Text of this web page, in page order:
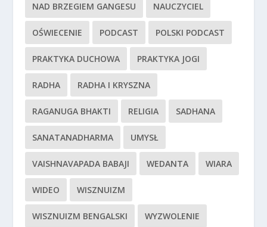
NAD BRZEGIEM GANGESU NAUCZYCIEL
OŚWIECENIE PODCAST POLSKI PODCAST
PRAKTYKA DUCHOWA PRAKTYKA JOGI
RADHA RADHA I KRYSZNA
RAGANUGA BHAKTI RELIGIA SADHANA
SANATANADHARMA UMYSŁ
VAISHNAVAPADA BABAJI WEDANTA WIARA
WIDEO WISZNUIZM
WISZNUIZM BENGALSKI WYZWOLENIE